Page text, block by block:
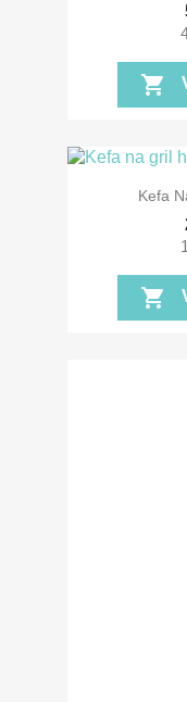
shopping_cart
Kefa
shopping_cart